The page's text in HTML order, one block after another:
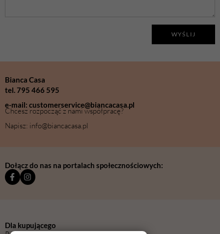
WYŚLIJ
Bianca Casa
tel. 795 466 595
e-mail: customerservice@biancacasa.pl
Chcesz rozpocząć z nami współpracę?
Napisz: info@biancacasa.pl
Dołącz do nas na portalach społecznościowych:
Dla kupującego